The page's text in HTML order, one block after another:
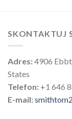
SKONTAKTUJ
Adres:4906
States
Telefon: +1 646
E-mail: